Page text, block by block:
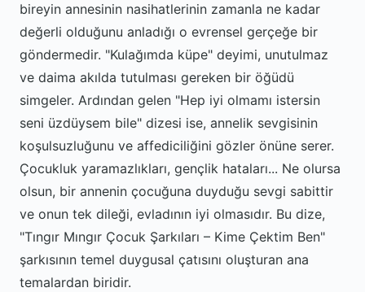
bireyin annesinin nasihatlerinin zamanla ne kadar
değerli olduğunu anladığı o evrensel gerçeğe bir
göndermedir. "Kulağımda küpe" deyimi, unutulmaz
ve daima akılda tutulması gereken bir öğüdü
simgeler. Ardından gelen "Hep iyi olmamı istersin
seni üzdüysem bile" dizesi ise, annelik sevgisinin
koşulsuzluğunu ve affediciliğini gözler önüne serer.
Çocukluk yaramazlıkları, gençlik hataları... Ne olursa
olsun, bir annenin çocuğuna duyduğu sevgi sabittir
ve onun tek dileği, evladının iyi olmasıdır. Bu dize,
"Tıngır Mıngır Çocuk Şarkıları – Kime Çektim Ben"
şarkısının temel duygusal çatısını oluşturan ana
temalardan biridir.